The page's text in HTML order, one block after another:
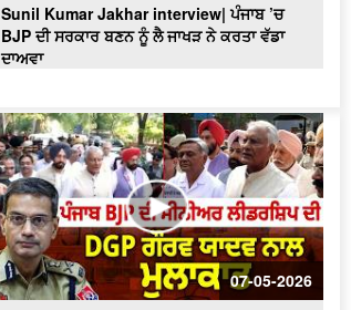
Sunil Kumar Jakhar interview| ਪੰਜਾਬ ’ਚ
BJP ਦੀ ਸਰਕਾਰ ਬਣਨ ਨੂੰ ਲੈ ਜਾਖੜ ਨੇ ਕਰਤਾ ਵੱਡਾ
ਦਾਅਵਾ
07-05-2026